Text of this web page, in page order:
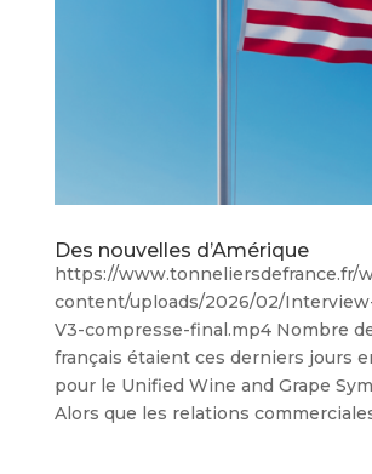
Des nouvelles d’Amérique
https://www.tonneliersdefrance.fr/
content/uploads/2026/02/
V3-compresse-final.mp4 Nombre
français étaient ces derniers jours
pour le Unified Wine and Grape
Alors que les relations